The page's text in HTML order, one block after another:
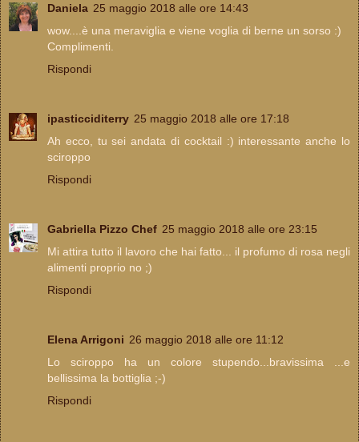
Daniela 25 maggio 2018 alle ore 14:43
wow....è una meraviglia e viene voglia di berne un sorso :)
Complimenti.
Rispondi
ipasticciditerry 25 maggio 2018 alle ore 17:18
Ah ecco, tu sei andata di cocktail :) interessante anche lo
sciroppo
Rispondi
Gabriella Pizzo Chef 25 maggio 2018 alle ore 23:15
Mi attira tutto il lavoro che hai fatto... il profumo di rosa negli
alimenti proprio no ;)
Rispondi
Elena Arrigoni 26 maggio 2018 alle ore 11:12
Lo sciroppo ha un colore stupendo...bravissima ...e
bellissima la bottiglia ;-)
Rispondi